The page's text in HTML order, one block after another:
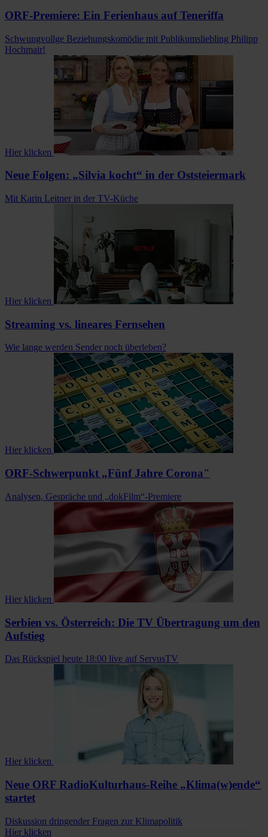
ORF-Premiere: Ein Ferienhaus auf Teneriffa
Schwungvollge Beziehungskomödie mit Publikumsliebling Philipp
Hochmair!
Hier klicken
Neue Folgen: „Silvia kocht“ in der Oststeiermark
Mit Karin Leitner in der TV-Küche
Hier klicken
Streaming vs. lineares Fernsehen
Wie lange werden Sender noch überleben?
Hier klicken
ORF-Schwerpunkt „Fünf Jahre Corona"
Analysen, Gespräche und „dokFilm“-Premiere
Hier klicken
Serbien vs. Österreich: Die TV Übertragung um den
Aufstieg
Das Rückspiel heute 18:00 live auf ServusTV
Hier klicken
Neue ORF RadioKulturhaus-Reihe „Klima(w)ende“
startet
Diskussion dringender Fragen zur Klimapolitik
Hier klicken